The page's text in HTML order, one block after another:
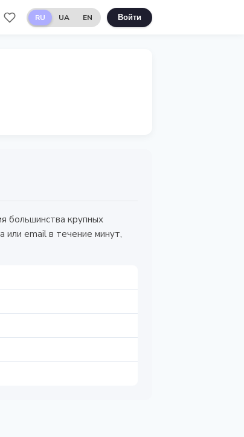
RU UA EN Войти
большинства крупных
email в течение минут,